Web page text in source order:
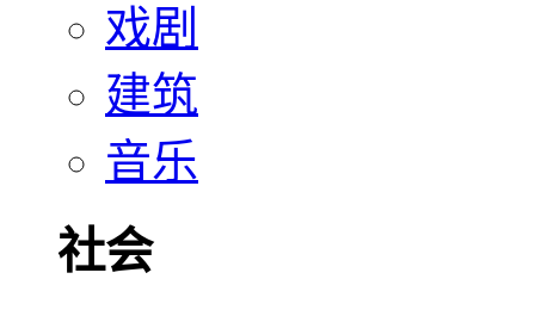
戏剧
建筑
音乐
社会